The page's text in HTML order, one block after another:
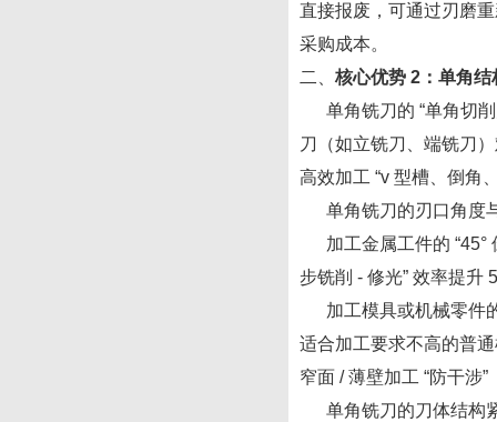
直接报废，可通过刃磨
采购成本。
二、 核心优势 2：单角结
单角铣刀的 “单角切削
刀（如立铣刀、端铣刀
高效加工 “v 型槽、倒角
单角铣刀的刃口角度
加工金属工件的 “45°
步铣削 - 修光” 效率提升
加工模具或机械零件的
适合加工要求不高的普
窄面 / 薄壁加工 “防干涉”
单角铣刀的刀体结构紧